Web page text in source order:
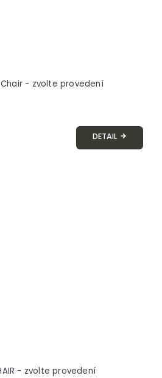
- zvolte provedení
DETAIL
- zvolte provedení